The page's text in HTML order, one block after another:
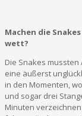
Machen die
wett?
Die Snakes mussten
eine äußerst
in den Momenten,
und sogar drei
Minuten